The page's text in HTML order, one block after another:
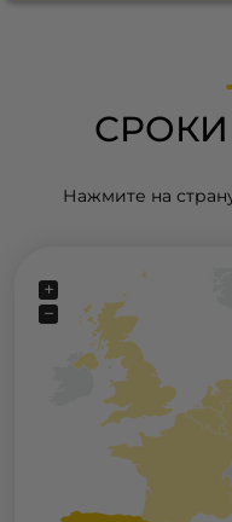
Нажмите на
+
−